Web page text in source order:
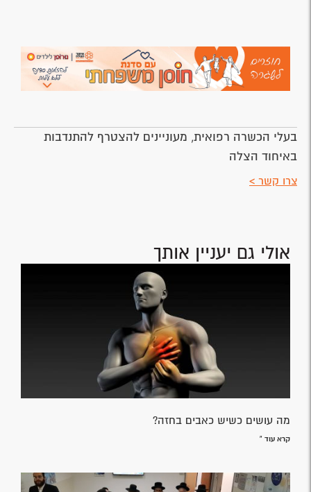
בעלי הכשרה רפואית, מעוניינים להצטרף להתנדבות
באיחוד הצלה
צרו קשר >
אולי גם יעניין אותך
מה עושים כשיש כאבים בחזה?
קרא עוד »